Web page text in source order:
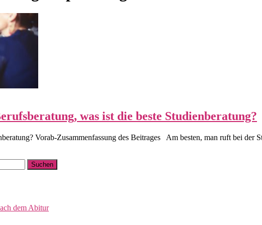
was ist die beste Studienberatung?
Vorab-Zusammenfassung des Beitrages Am besten, man ruft bei der
dem Abitur